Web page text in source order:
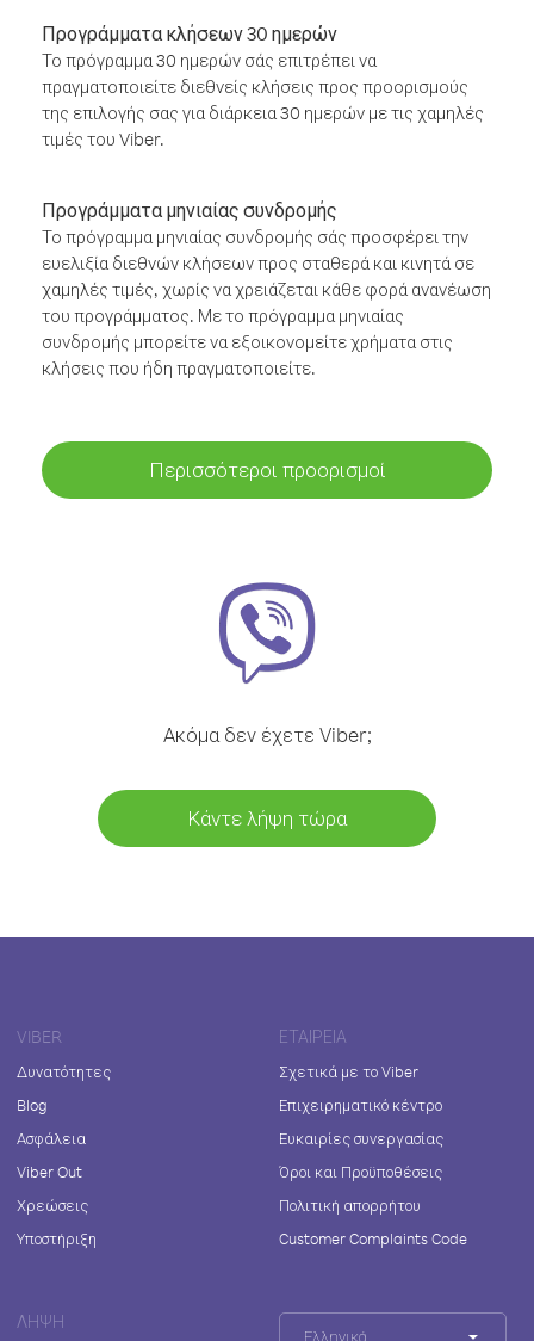
Προγράμματα κλήσεων 30 ημερών
Το πρόγραμμα 30 ημερών σάς επιτρέπει να
πραγματοποιείτε διεθνείς κλήσεις προς προορισμούς
της επιλογής σας για διάρκεια 30 ημερών με τις χαμηλές
τιμές του Viber.
Προγράμματα μηνιαίας συνδρομής
Το πρόγραμμα μηνιαίας συνδρομής σάς προσφέρει την
ευελιξία διεθνών κλήσεων προς σταθερά και κινητά σε
χαμηλές τιμές, χωρίς να χρειάζεται κάθε φορά ανανέωση
του προγράμματος. Με το πρόγραμμα μηνιαίας
συνδρομής μπορείτε να εξοικονομείτε χρήματα στις
κλήσεις που ήδη πραγματοποιείτε.
Περισσότεροι προορισμοί
Ακόμα δεν έχετε Viber;
Κάντε λήψη τώρα
VIBER
Δυνατότητες
Blog
Ασφάλεια
Viber Out
Χρεώσεις
Υποστήριξη
ΕΤΑΙΡΕΊΑ
Σχετικά με το Viber
Επιχειρηματικό κέντρο
Ευκαιρίες συνεργασίας
Όροι και Προϋποθέσεις
Πολιτική απορρήτου
Customer Complaints Code
ΛΉΨΗ
Ελληνικά